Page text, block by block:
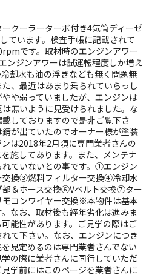
クーラーターボ付き4気筒ディーゼ
ています。検査手帳に記載されて
です。取材時のエンジンアワー
ンジンアワーは試運転程度しか増え
却水も油の浮きなども無く問題無
、最近はあまり乗られていらっし
や弱っていましたが、エンジンは
無いように見受けられました。な
しておりますので是非ご覧下さ
が出ていたのでオーナー様が塗装
は2018年2月頃に専門業者さんの
施してあります。また、メンテナ
ていないとの事です。①エンジン
換③燃料フィルター交換④冷却水
＆ホース交換⑥Vベルト交換⑦ター
コンワイヤー交換※本物件は基本
なお、取材後も経年劣化は進みま
能性があります。ご見学の際はご
て下さい。なお、エンジンにつき
見定めるのは専門業者さんでない
の際に業者さんに同行していただ
学前にはこのページを業者さんに